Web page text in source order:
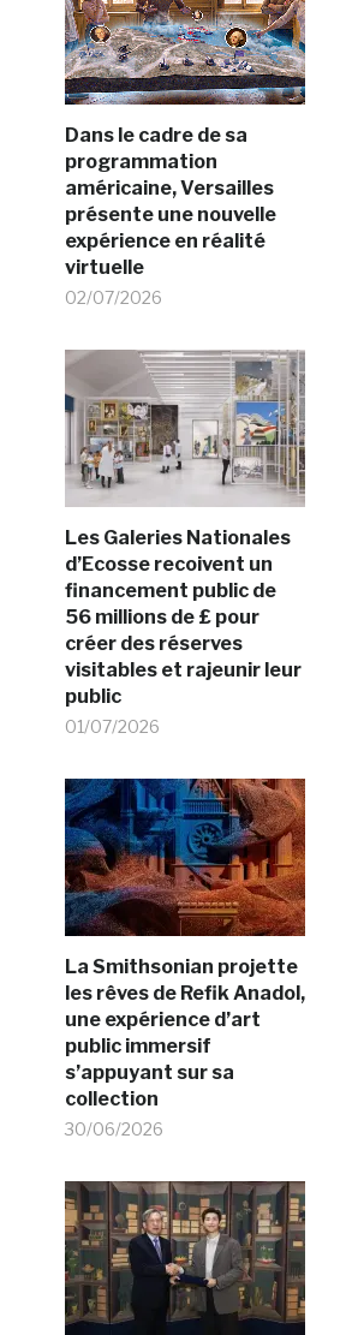
Dans le cadre de sa
programmation
américaine, Versailles
présente une nouvelle
expérience en réalité
virtuelle
02/07/2026
Les Galeries Nationales
d’Ecosse recoivent un
financement public de
56 millions de £ pour
créer des réserves
visitables et rajeunir leur
public
01/07/2026
La Smithsonian projette
les rêves de Refik Anadol,
une expérience d’art
public immersif
s’appuyant sur sa
collection
30/06/2026